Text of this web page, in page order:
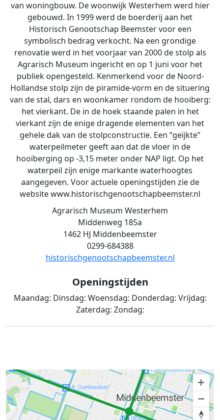
van woningbouw. De woonwijk Westerhem werd hier
gebouwd. In 1999 werd de boerderij aan het
Historisch Genootschap Beemster voor een
symbolisch bedrag verkocht. Na een grondige
renovatie werd in het voorjaar van 2000 de stolp als
Agrarisch Museum ingericht en op 1 juni voor het
publiek opengesteld. Kenmerkend voor de Noord-
Hollandse stolp zijn de piramide-vorm en de situering
van de stal, dars en woonkamer rondom de hooiberg:
het vierkant. De in de hoek staande palen in het
vierkant zijn de enige dragende elementen van het
gehele dak van de stolpconstructie. Een “geijkte”
waterpeilmeter geeft aan dat de vloer in de
hooiberging op -3,15 meter onder NAP ligt. Op het
waterpeil zijn enige markante waterhoogtes
aangegeven. Voor actuele openingstijden zie de
website www.historischgenootschapbeemster.nl
Agrarisch Museum Westerhem
Middenweg 185a
1462 HJ Middenbeemster
0299-684388
historischgenootschapbeemster.nl
Openingstijden
Maandag: Dinsdag: Woensdag: Donderdag: Vrijdag:
Zaterdag: Zondag: